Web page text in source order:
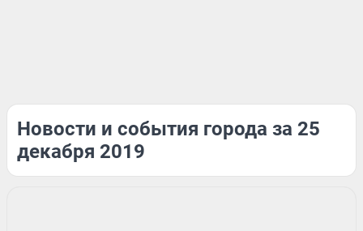
Новости и события города за 25
декабря 2019